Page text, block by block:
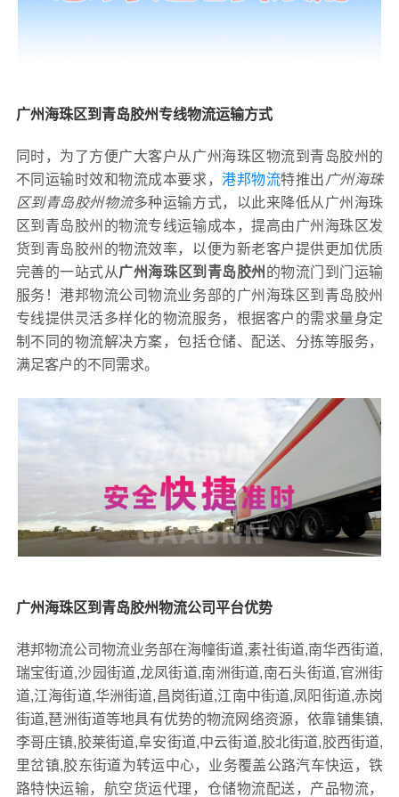
广州海珠区到青岛胶州专线物流运输方式
同时，为了方便广大客户从广州海珠区物流到青岛胶州的
不同运输时效和物流成本要求，港邦物流特推出 广州海珠
区到青岛胶州物流多种运输方式，以此来降低从广州海珠
区到青岛胶州的物流专线运输成本，提高由广州海珠区发
货到青岛胶州的物流效率，以便为新老客户提供更加优质
完善的一站式从广州海珠区到青岛胶州 的物流门到门运输
服务！港邦物流公司物流业务部的广州海珠区到青岛胶州
专线提供灵活多样化的物流服务，根据客户的需求量身定
制不同的物流解决方案，包括仓储、配送、分拣等服务，
满足客户的不同需求。
广州海珠区到青岛胶州物流公司平台优势
港邦物流公司物流业务部在海幢街道,素社街道,南华西街道,
瑞宝街道,沙园街道,龙凤街道,南洲街道,南石头街道,官洲街
道,江海街道,华洲街道,昌岗街道,江南中街道,凤阳街道,赤岗
街道,琶洲街道等地具有优势的物流网络资源，依靠铺集镇,
李哥庄镇,胶莱街道,阜安街道,中云街道,胶北街道,胶西街道,
里岔镇,胶东街道为转运中心，业务覆盖公路汽车快运，铁
路特快运输，航空货运代理，仓储物流配送，产品物流，